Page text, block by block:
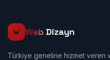
Web Dizayn
Türkiye geneline hizmet veren